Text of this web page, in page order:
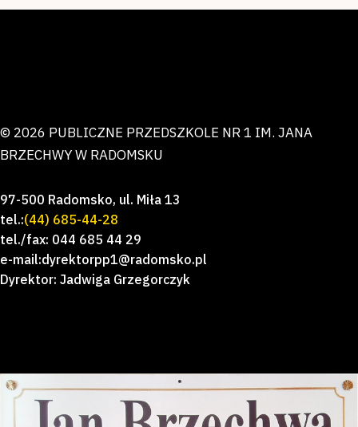
© 2026 PUBLICZNE PRZEDSZKOLE NR 1 IM. JANA
BRZECHWY W RADOMSKU
97-500 Radomsko, ul. Miła 13
tel.:(44) 685-44-28
tel./fax: 044 685 44 29
e-mail:dyrektorpp1@radomsko.pl
Dyrektor: Jadwiga Grzegorczyk